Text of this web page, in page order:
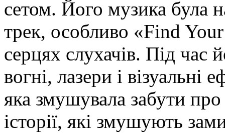
сетом. Його музика була
трек, особливо «Find
серцях слухачів. Під час
вогні, лазери і візуальні
яка змушувала забути
історії, які змушують